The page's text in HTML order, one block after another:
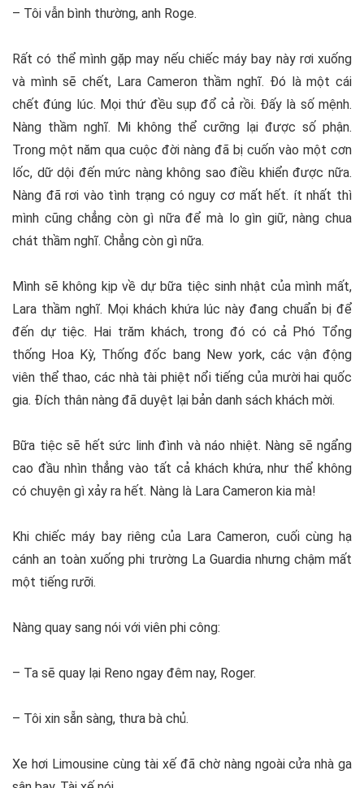
– Tôi vẫn bình thường, anh Roge.
Rất có thể mình gặp may nếu chiếc máy bay này rơi xuống
và mình sẽ chết, Lara Cameron thầm nghĩ. Đó là một cái
chết đúng lúc. Mọi thứ đều sụp đổ cả rồi. Đấy là số mệnh.
Nàng thầm nghĩ. Mi không thể cưỡng lại được số phận.
Trong một năm qua cuộc đời nàng đã bị cuốn vào một cơn
lốc, dữ dội đến mức nàng không sao điều khiển được nữa.
Nàng đã rơi vào tình trạng có nguy cơ mất hết. ít nhất thì
mình cũng chẳng còn gì nữa để mà lo gìn giữ, nàng chua
chát thầm nghĩ. Chẳng còn gì nữa.
Mình sẽ không kịp về dự bữa tiệc sinh nhật của mình mất,
Lara thầm nghĩ. Mọi khách khứa lúc này đang chuẩn bị để
đến dự tiệc. Hai trăm khách, trong đó có cả Phó Tổng
thống Hoa Kỳ, Thống đốc bang New york, các vận động
viên thể thao, các nhà tài phiệt nổi tiếng của mười hai quốc
gia. Đích thân nàng đã duyệt lại bản danh sách khách mời.
Bữa tiệc sẽ hết sức linh đình và náo nhiệt. Nàng sẽ ngẩng
cao đầu nhìn thẳng vào tất cả khách khứa, như thể không
có chuyện gì xảy ra hết. Nàng là Lara Cameron kia mà!
Khi chiếc máy bay riêng của Lara Cameron, cuối cùng hạ
cánh an toàn xuống phi trường La Guardia nhưng chậm mất
một tiếng rưỡi.
Nàng quay sang nói với viên phi công:
– Ta sẽ quay lại Reno ngay đêm nay, Roger.
– Tôi xin sẵn sàng, thưa bà chủ.
Xe hơi Limousine cùng tài xế đã chờ nàng ngoài cửa nhà ga